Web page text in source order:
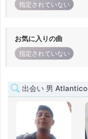
指定されていない
お気に入りの曲
指定されていない
出会い 男 Atlantico